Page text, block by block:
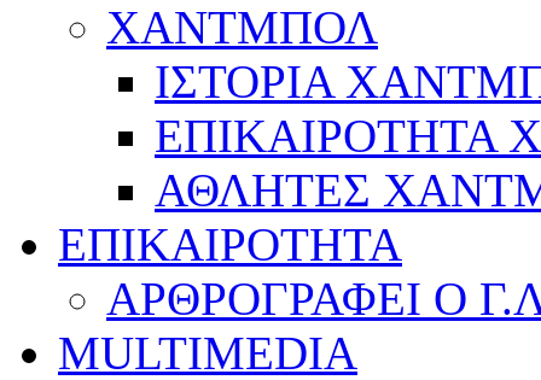
ΧΑΝΤΜΠΟΛ
ΙΣΤΟΡΙΑ
ΕΠΙΚΑΙΡΟΤΗΤΑ
ΑΘΛΗΤΕΣ
ΕΠΙΚΑΙΡΟΤΗΤΑ
ΑΡΘΡΟΓΡΑΦΕΙ Ο
MULTIMEDIA